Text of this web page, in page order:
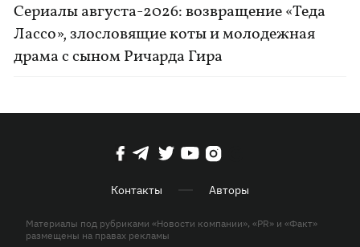
Сериалы августа-2026: возвращение «Теда
Лассо», злословящие коты и молодежная
драма с сыном Ричарда Гира
Контакты Авторы
Материалы под рубриками «Новости компании», «PR» и «Факт»
размещены на правах рекламы